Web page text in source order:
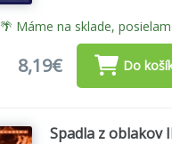
🌴 Máme na sklade,
8,19€ Do
Spadla z oblakov